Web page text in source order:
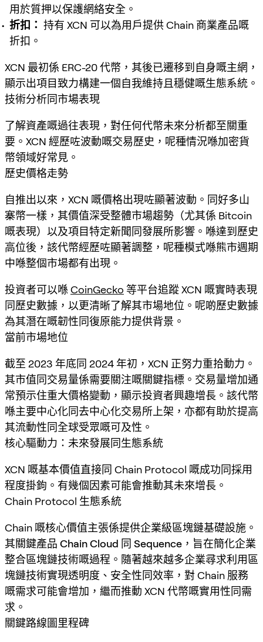
用於質押以保護網絡安全。
折扣： 持有 XCN 可以為用戶提供 Chain 商業產品嘅
折扣。
XCN 最初係 ERC-20 代幣，其後已遷移到自身嘅主網，
顯示出項目致力構建一個自我維持且穩健嘅生態系統。
技術分析同市場表現
了解資產嘅過往表現，對任何代幣未來分析都至關重
要。XCN 經歷咗波動嘅交易歷史，呢種情況喺加密貨
幣領域好常見。
歷史價格走勢
自推出以來，XCN 嘅價格出現咗顯著波動。同好多山
寨幣一樣，其價值深受整體市場趨勢（尤其係 Bitcoin
嘅表現）以及項目特定新聞同發展所影響。喺達到歷史
高位後，該代幣經歷咗顯著調整，呢種模式喺熊市週期
中喺整個市場都有出現。
投資者可以喺 CoinGecko 等平台追蹤 XCN 嘅實時表現
同歷史數據，以更清晰了解其市場地位。呢啲歷史數據
為其潛在嘅韌性同復原能力提供背景。
當前市場地位
截至 2023 年底同 2024 年初，XCN 正努力重拾動力。
其市值同交易量係需要關注嘅關鍵指標。交易量增加通
常預示住重大價格變動，顯示投資者興趣增長。該代幣
喺主要中心化同去中心化交易所上架，亦都有助於提高
其流動性同全球受眾嘅可及性。
核心驅動力：未來發展同生態系統
XCN 嘅基本價值直接同 Chain Protocol 嘅成功同採用
程度掛鉤。有幾個因素可能會推動其未來增長。
Chain Protocol 生態系統
Chain 嘅核心價值主張係提供企業級區塊鏈基礎設施。
其關鍵產品 Chain Cloud 同 Sequence ，旨在簡化企業
整合區塊鏈技術嘅過程。隨著越來越多企業尋求利用區
塊鏈技術實現透明度、安全性同效率，對 Chain 服務
嘅需求可能會增加，繼而推動 XCN 代幣嘅實用性同需
求。
關鍵路線圖里程碑